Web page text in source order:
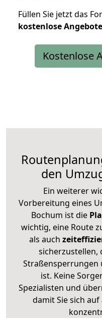
Füllen Sie jetzt das
kostenlose
Kostenlose
den
Ein weiterer
Vorbereitung eines
Bochum ist die
wichtig, eine Route
als auch
sicherzustellen,
Straßensperrungen
ist. Keine
Spezialisten und
damit Sie sich